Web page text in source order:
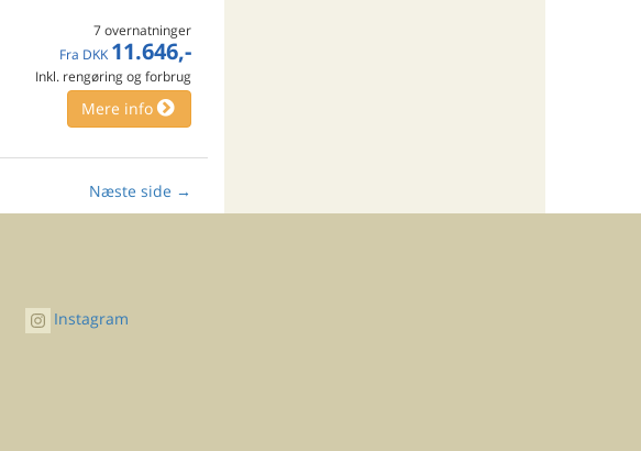
7 overnatninger
Fra DKK 11.646,-
Inkl. rengøring og forbrug
Mere info
Næste side →
Instagram